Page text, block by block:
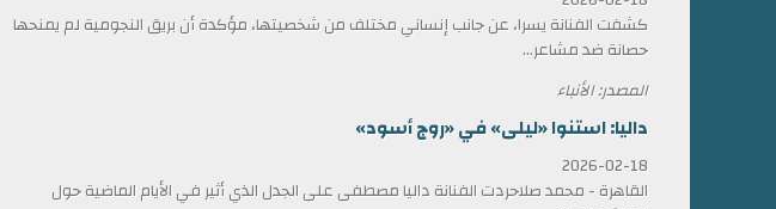
كشفت الفنانة يسرا، عن جانب إنساني مختلف من شخصيتها، مؤكدة أن بريق النجومية لم يمنحها
حصانة ضد مشاعر...
المصدر: الأنباء
داليا: استنوا «ليلى» في «روج أسود»
2026-02-18
القاهرة - محمد صلاحردت الفنانة داليا مصطفى على الجدل الذي أثير في الأيام الماضية حول